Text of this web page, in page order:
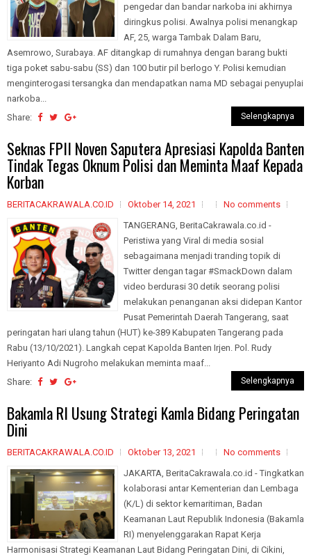
pengedar dan bandar narkoba ini akhirnya
diringkus polisi. Awalnya polisi menangkap
AF, 25, warga Tambak Dalam Baru,
Asemrowo, Surabaya. AF ditangkap di rumahnya dengan barang bukti
tiga poket sabu-sabu (SS) dan 100 butir pil berlogo Y. Polisi kemudian
menginterogasi tersangka dan mendapatkan nama MD sebagai penyuplai
narkoba...
Share:
Selengkapnya
Seknas FPII Noven Saputera Apresiasi Kapolda Banten
Tindak Tegas Oknum Polisi dan Meminta Maaf Kepada
Korban
BERITACAKRAWALA.CO.ID Oktober 14, 2021
No comments
TANGERANG, BeritaCakrawala.co.id -
Peristiwa yang Viral di media sosial
sebagaimana menjadi tranding topik di
Twitter dengan tagar #SmackDown dalam
video berdurasi 30 detik seorang polisi
melakukan penanganan aksi didepan Kantor
Pusat Pemerintah Daerah Tangerang, saat
peringatan hari ulang tahun (HUT) ke-389 Kabupaten Tangerang pada
Rabu (13/10/2021). Langkah cepat Kapolda Banten Irjen. Pol. Rudy
Heriyanto Adi Nugroho melakukan meminta maaf...
Share:
Selengkapnya
Bakamla RI Usung Strategi Kamla Bidang Peringatan
Dini
BERITACAKRAWALA.CO.ID Oktober 13, 2021
No comments
JAKARTA, BeritaCakrawala.co.id - Tingkatkan
kolaborasi antar Kementerian dan Lembaga
(K/L) di sektor kemaritiman, Badan
Keamanan Laut Republik Indonesia (Bakamla
RI) menyelenggarakan Rapat Kerja
Harmonisasi Strategi Keamanan Laut Bidang Peringatan Dini, di Cikini,